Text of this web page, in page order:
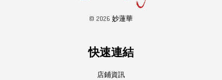
© 2026 妙蓮華
快速連結
店鋪資訊